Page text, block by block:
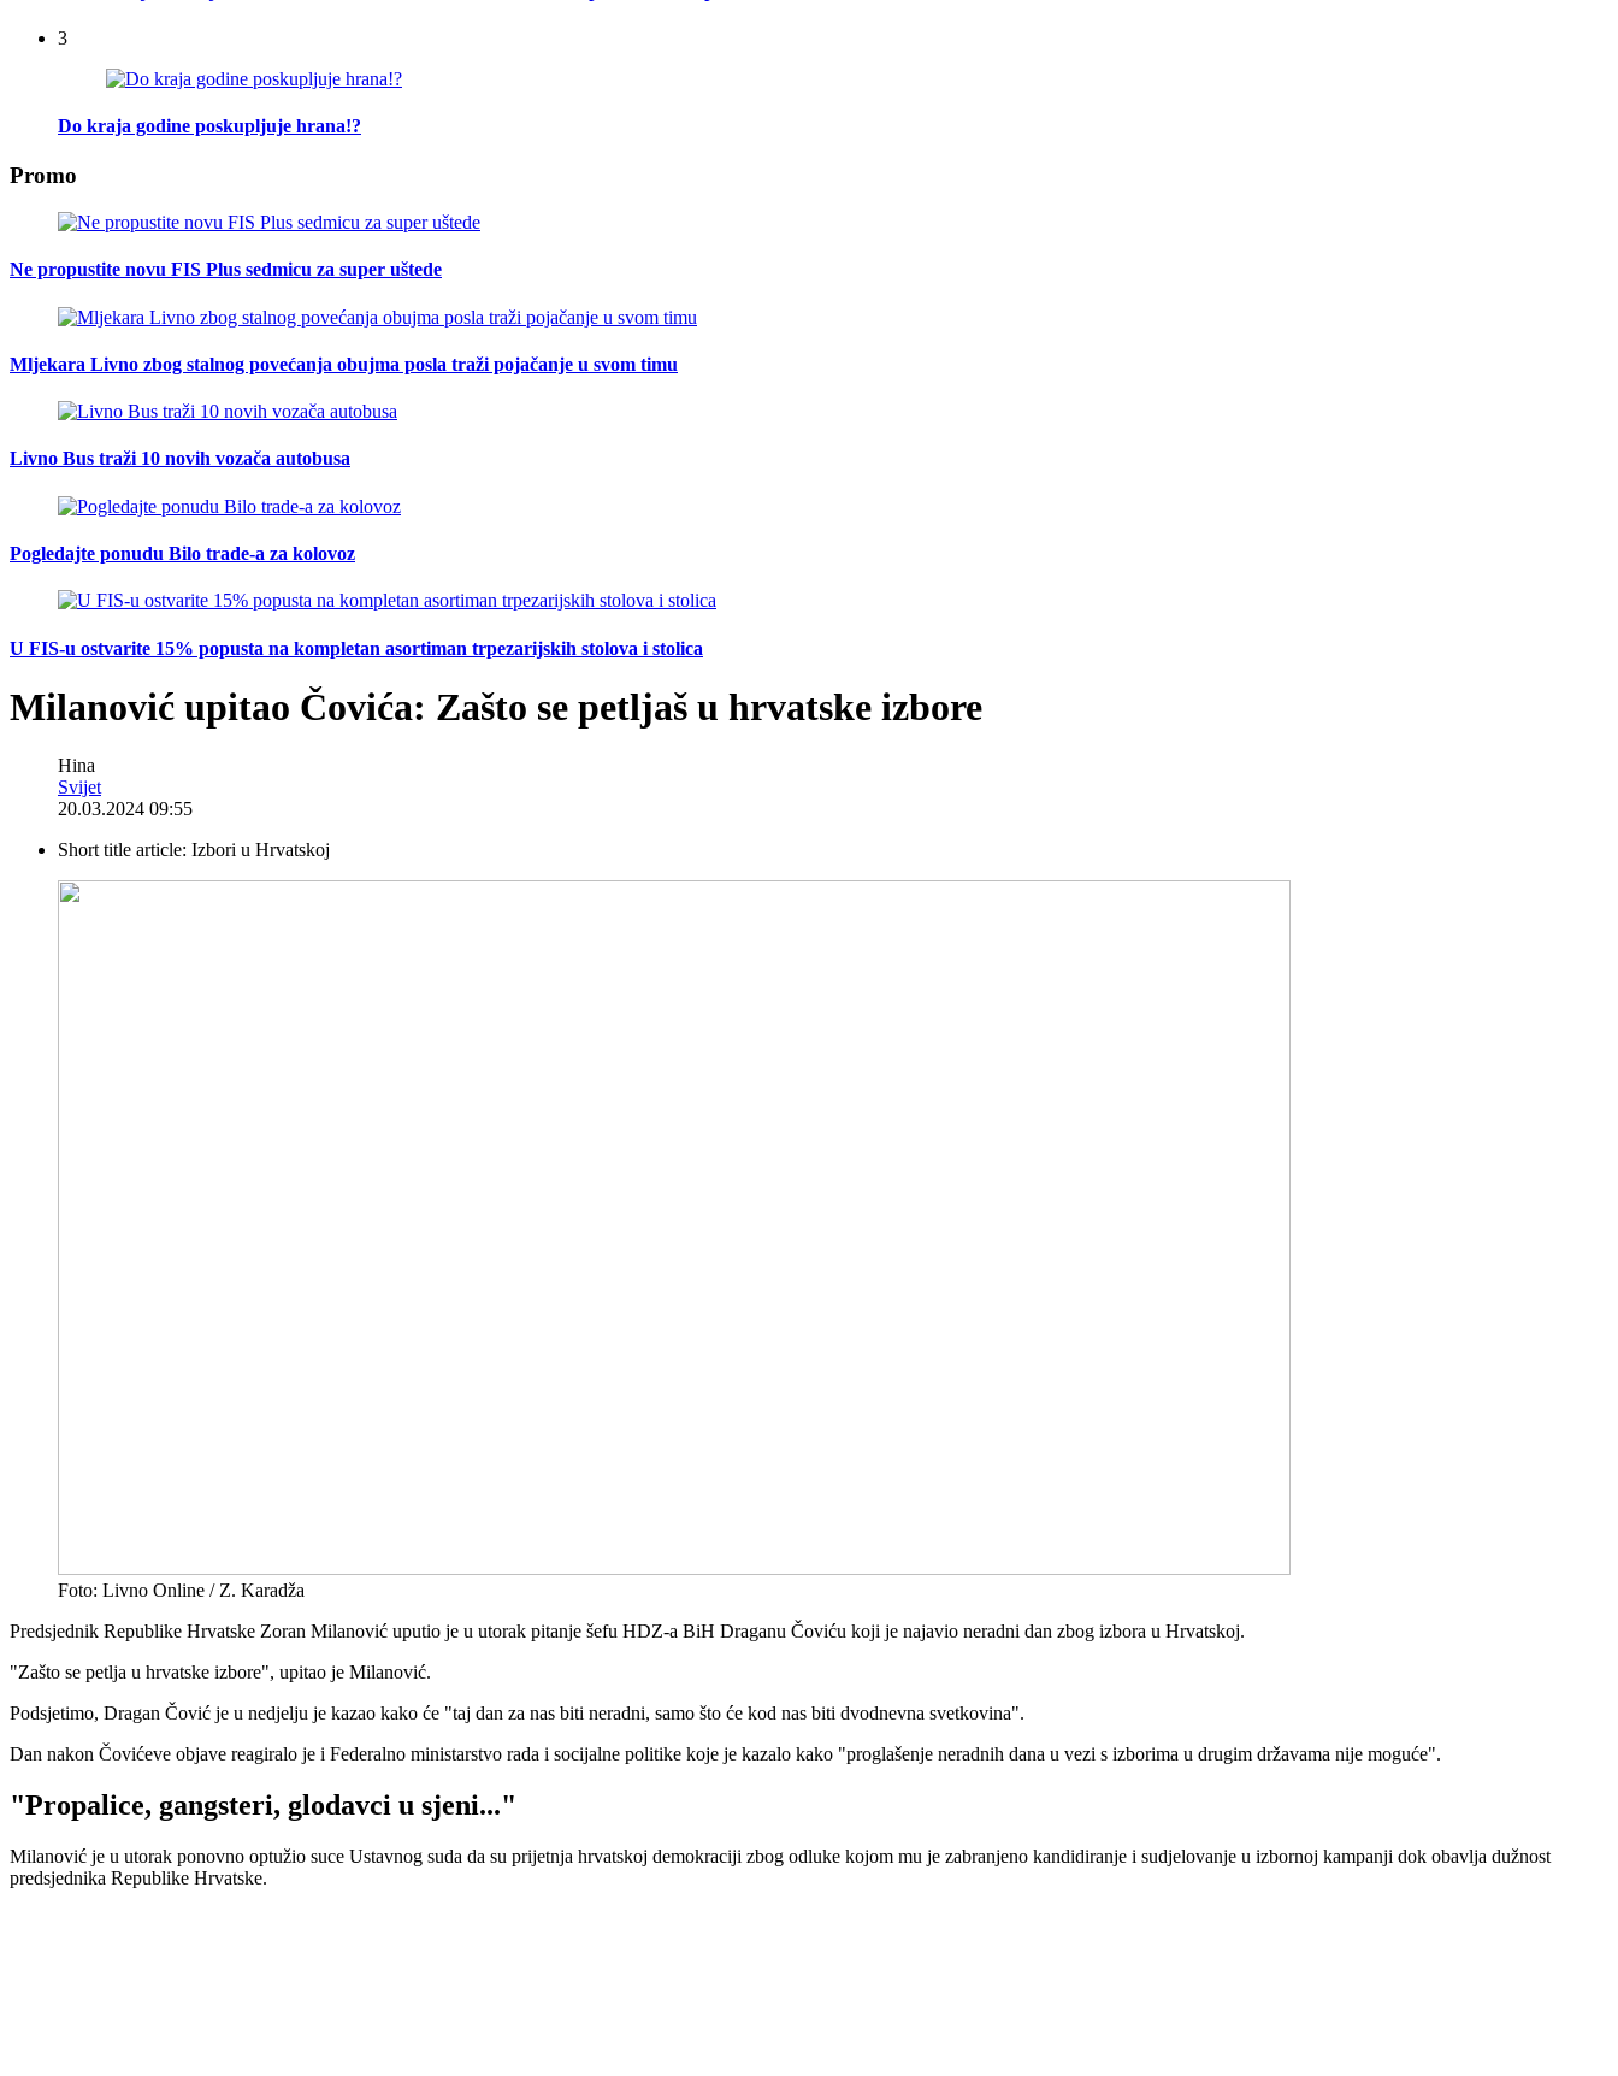
3
Do kraja godine poskupljuje hrana!?
Promo
Ne propustite novu FIS Plus sedmicu za super uštede
Mljekara Livno zbog stalnog povećanja obujma posla traži pojačanje u svom timu
Livno Bus traži 10 novih vozača autobusa
Pogledajte ponudu Bilo trade-a za kolovoz
U FIS-u ostvarite 15% popusta na kompletan asortiman trpezarijskih stolova i stolica
Milanović upitao Čovića: Zašto se petljaš u hrvatske izbore
Hina
Svijet
20.03.2024 09:55
Short title article: Izbori u Hrvatskoj
Foto: Livno Online / Z. Karadža
Predsjednik Republike Hrvatske Zoran Milanović uputio je u utorak pitanje šefu HDZ-a BiH Draganu Čoviću koji je najavio neradni dan zbog izbora u Hrvatskoj.
"Zašto se petlja u hrvatske izbore", upitao je Milanović.
Podsjetimo, Dragan Čović je u nedjelju je kazao kako će "taj dan za nas biti neradni, samo što će kod nas biti dvodnevna svetkovina".
Dan nakon Čovićeve objave reagiralo je i Federalno ministarstvo rada i socijalne politike koje je kazalo kako "proglašenje neradnih dana u vezi s izborima u drugim državama nije moguće".
"Propalice, gangsteri, glodavci u sjeni..."
Milanović je u utorak ponovno optužio suce Ustavnog suda da su prijetnja hrvatskoj demokraciji zbog odluke kojom mu je zabranjeno kandidiranje i sudjelovanje u izbornoj kampanji dok obavlja dužnost
predsjednika Republike Hrvatske.